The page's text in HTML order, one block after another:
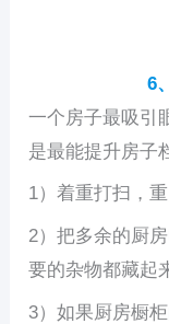
6
一个房子最吸引
是最能提升房子
1）着重打扫，
2）把多余的厨
要的杂物都藏起
3）如果厨房橱